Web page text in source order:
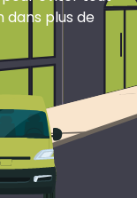
plus de